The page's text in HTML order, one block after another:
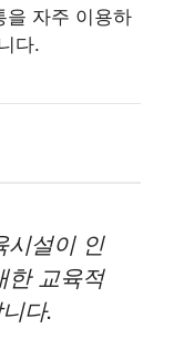
을 자주 이용하
다.
시설이 인
한 교육적
다.